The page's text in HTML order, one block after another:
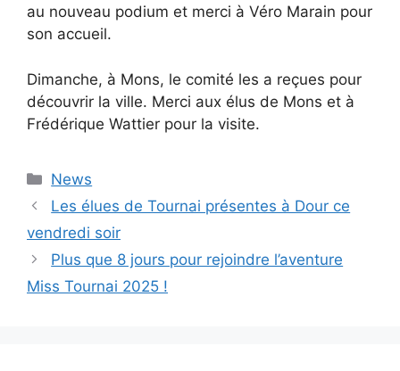
au nouveau podium et merci à Véro Marain pour
son accueil.
Dimanche, à Mons, le comité les a reçues pour
découvrir la ville. Merci aux élus de Mons et à
Frédérique Wattier pour la visite.
Catégories
News
Les élues de Tournai présentes à Dour ce
vendredi soir
Plus que 8 jours pour rejoindre l’aventure
Miss Tournai 2025 !